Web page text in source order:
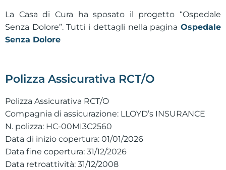
La Casa di Cura ha sposato il progetto “Ospedale
Senza Dolore”. Tutti i dettagli nella pagina Ospedale
Senza Dolore
Polizza Assicurativa RCT/O
Polizza Assicurativa RCT/O
Compagnia di assicurazione: LLOYD’s INSURANCE
N. polizza: HC-00MI3C2560
Data di inizio copertura: 01/01/2026
Data fine copertura: 31/12/2026
Data retroattività: 31/12/2008